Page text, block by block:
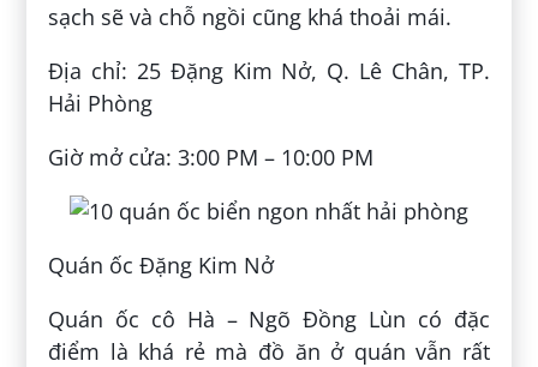
sạch sẽ và chỗ ngồi cũng khá thoải mái.
Địa chỉ: 25 Đặng Kim Nở, Q. Lê Chân, TP.
Hải Phòng
Giờ mở cửa: 3:00 PM – 10:00 PM
Quán ốc Đặng Kim Nở
Quán ốc cô Hà – Ngõ Đồng Lùn có đặc
điểm là khá rẻ mà đồ ăn ở quán vẫn rất